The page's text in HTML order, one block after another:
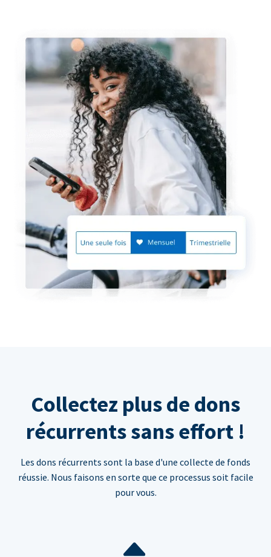
Collectez plus de dons
récurrents sans effort !
Les dons récurrents sont la base d'une collecte de fonds
réussie. Nous faisons en sorte que ce processus soit facile
pour vous.